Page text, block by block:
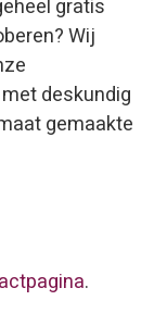
gratis
Wij
deskundig
gemaakte
.